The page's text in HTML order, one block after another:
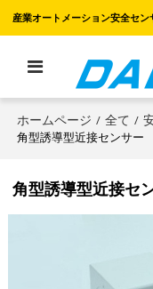
産業オートメーション安全セ
ホームページ / 全て /
角型誘導型近接センサー
角型誘導型近接セ